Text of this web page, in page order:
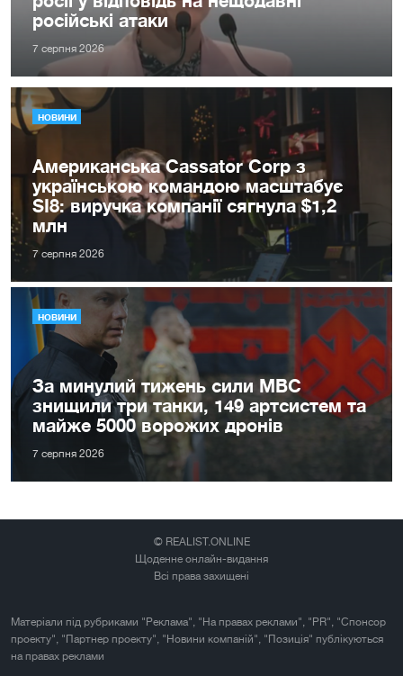
російські атаки
7 серпня 2026
НОВИНИ
Американська Cassator Corp з
українською командою масштабує
SI8: виручка компанії сягнула $1,2
млн
7 серпня 2026
НОВИНИ
За минулий тижень сили МВС
знищили три танки, 149 артсистем та
майже 5000 ворожих дронів
7 серпня 2026
© REALIST.ONLINE
Щоденне онлайн-видання
Всі права захищені
Матеріали під рубриками "Реклама", "На правах реклами", "PR", "Спонсор
проекту", "Партнер проекту", "Новини компаній", "Позиція" публікуються
на правах реклами